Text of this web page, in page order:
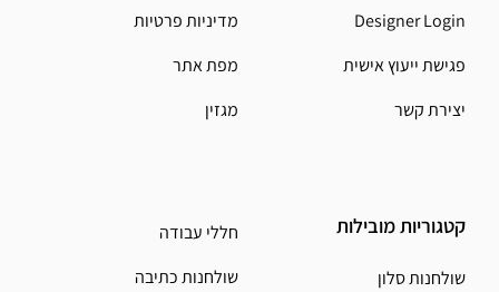
Designer Login
פגישת ייעוץ אישית
יצירת קשר
קטגוריות מובילות
שולחנות סלון
מדיניות פרטיות
מפת אתר
מגזין
חללי עבודה
שולחנות כתיבה